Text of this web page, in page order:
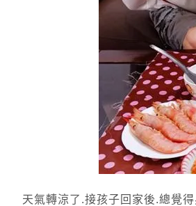
天氣轉涼了.接孩子回家後.總覺